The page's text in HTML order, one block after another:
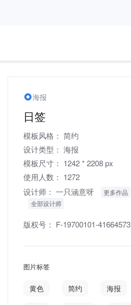
海报
日签
模板风格： 简约
设计类型： 海报
模板尺寸： 1242 * 2208 px
使用人数： 1272
设计师： 一只涵意呀
更多作品
全部设计师
版权号： F-19700101-41664573
图片标签
黄色 简约 海报